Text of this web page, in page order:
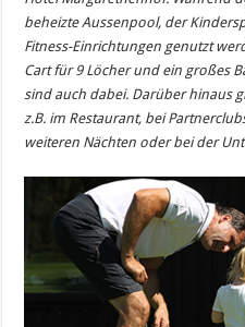
beheizte Aussenpool, der
Fitness-Einrichtungen genutzt
Cart für 9 Löcher und ein großes
sind auch dabei. Darüber hinaus
z.B. im Restaurant, bei
weiteren Nächten oder bei der